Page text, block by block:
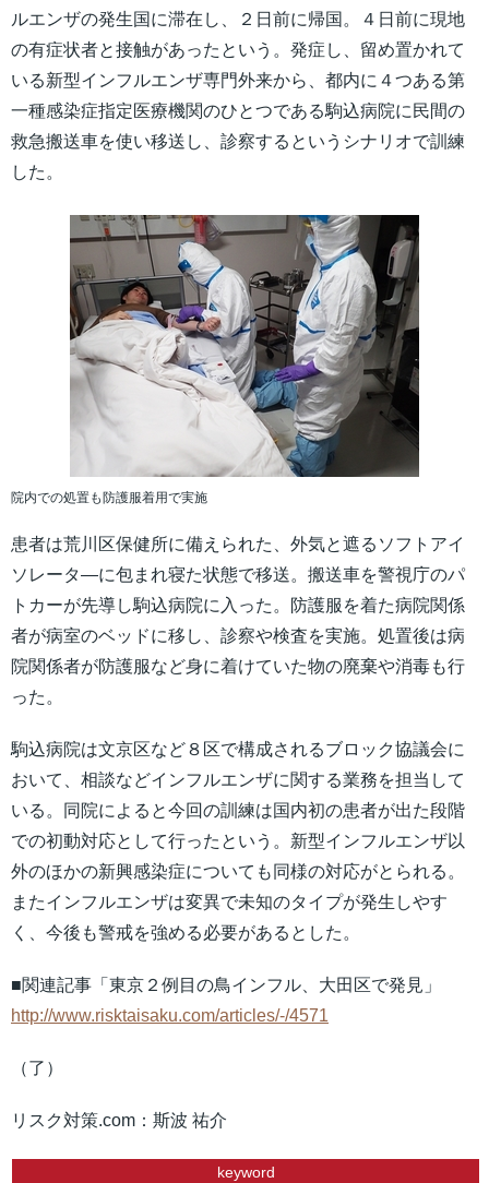
ルエンザの発生国に滞在し、２日前に帰国。４日前に現地
の有症状者と接触があったという。発症し、留め置かれて
いる新型インフルエンザ専門外来から、都内に４つある第
一種感染症指定医療機関のひとつである駒込病院に民間の
救急搬送車を使い移送し、診察するというシナリオで訓練
した。
院内での処置も防護服着用で実施
患者は荒川区保健所に備えられた、外気と遮るソフトアイ
ソレータ―に包まれ寝た状態で移送。搬送車を警視庁のパ
トカーが先導し駒込病院に入った。防護服を着た病院関係
者が病室のベッドに移し、診察や検査を実施。処置後は病
院関係者が防護服など身に着けていた物の廃棄や消毒も行
った。
駒込病院は文京区など８区で構成されるブロック協議会に
おいて、相談などインフルエンザに関する業務を担当して
いる。同院によると今回の訓練は国内初の患者が出た段階
での初動対応として行ったという。新型インフルエンザ以
外のほかの新興感染症についても同様の対応がとられる。
またインフルエンザは変異で未知のタイプが発生しやす
く、今後も警戒を強める必要があるとした。
■関連記事「東京２例目の鳥インフル、大田区で発見」
http://www.risktaisaku.com/articles/-/4571
（了）
リスク対策.com：斯波 祐介
keyword